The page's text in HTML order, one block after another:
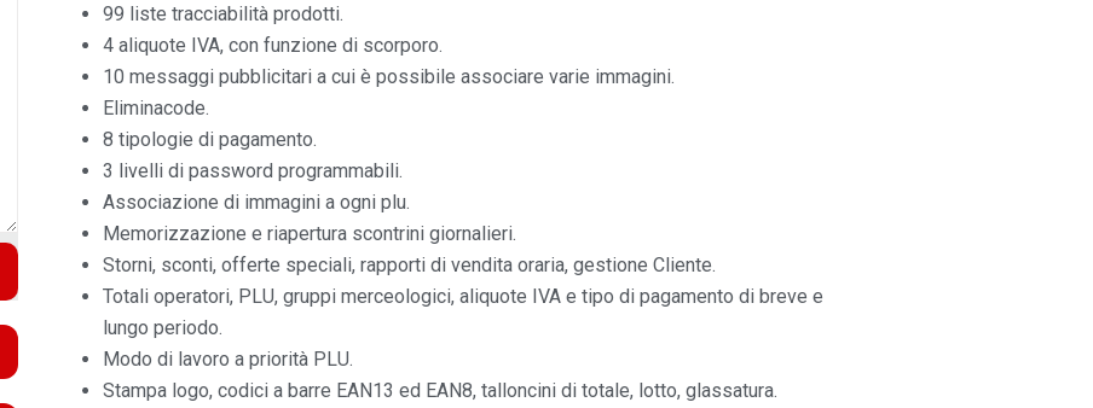
99 liste tracciabilità prodotti.
4 aliquote IVA, con funzione di scorporo.
10 messaggi pubblicitari a cui è possibile associare varie immagini.
Eliminacode.
8 tipologie di pagamento.
3 livelli di password programmabili.
Associazione di immagini a ogni plu.
Memorizzazione e riapertura scontrini giornalieri.
Storni, sconti, offerte speciali, rapporti di vendita oraria, gestione Cliente.
Totali operatori, PLU, gruppi merceologici, aliquote IVA e tipo di pagamento di breve e
lungo periodo.
Modo di lavoro a priorità PLU.
Stampa logo, codici a barre EAN13 ed EAN8, talloncini di totale, lotto, glassatura.